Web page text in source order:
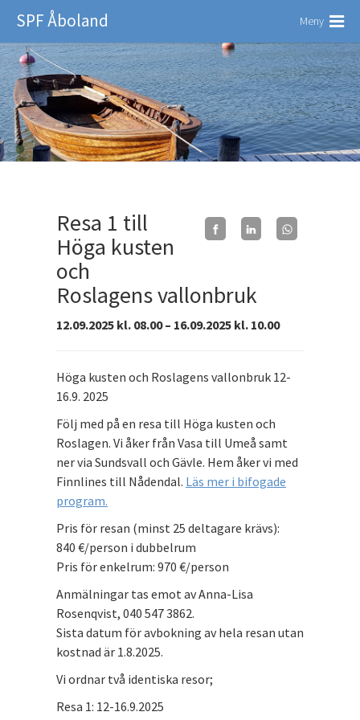
SPF Åboland Meny
Resa 1 till
Höga kusten
och
Roslagens vallonbruk
12.09.2025 kl. 08.00 – 16.09.2025 kl. 10.00
Höga kusten och Roslagens vallonbruk 12-
16.9. 2025
Följ med på en resa till Höga kusten och
Roslagen. Vi åker från Vasa till Umeå samt
ner via Sundsvall och Gävle. Hem åker vi med
Finnlines till Nådendal. Läs mer i bifogade
program.
Pris för resan (minst 25 deltagare krävs):
840 €/person i dubbelrum
Pris för enkelrum: 970 €/person
Anmälningar tas emot av Anna-Lisa
Rosenqvist, 040 547 3862.
Sista datum för avbokning av hela resan utan
kostnad är 1.8.2025.
Vi ordnar två identiska resor;
Resa 1: 12-16.9.2025